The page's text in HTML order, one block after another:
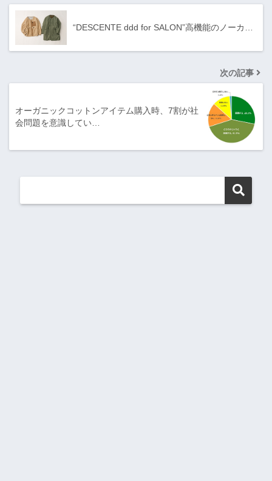
“DESCENTE ddd for SALON”高機能のノーカ…
次の記事
オーガニックコットンアイテム購入時、7割が社
会問題を意識してい…